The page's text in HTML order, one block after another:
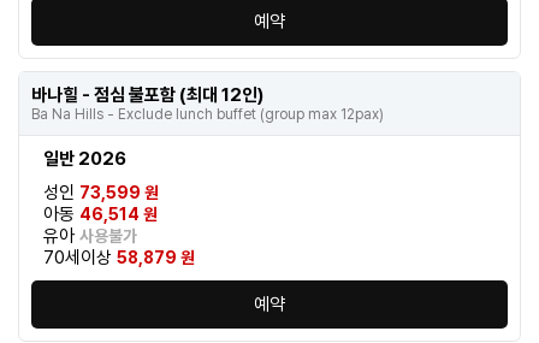
예약
바나힐 - 점심 불포함 (최대 12인)
Ba Na Hills - Exclude lunch buffet (group max 12pax)
일반 2026
성인 73,599 원
아동 46,514 원
유아사용불가
70세이상 58,879 원
예약